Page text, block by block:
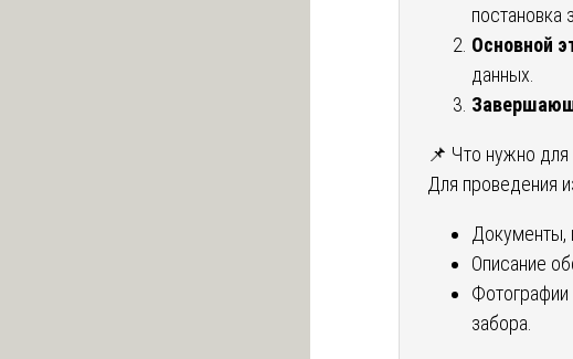
постановка
Основной
данных.
📌 Что нужно для
Для проведения
Документы,
Описание
забора.